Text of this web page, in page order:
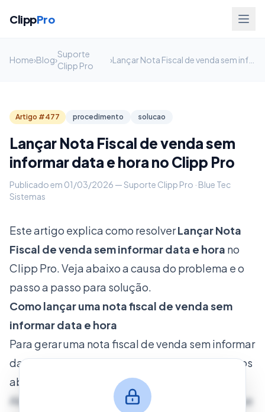
ClippPro
Home›Blog›
Suporte
Clipp Pro
›
Artigo #477 procedimento solucao
Lançar Nota Fiscal de venda sem
informar data e hora no Clipp Pro
Publicado em 01/03/2026 — Suporte Clipp Pro · Blue Tec
Sistemas
Este artigo explica como resolverLançar Nota
Fiscal de venda sem informar data e hora no
Clipp Pro. Veja abaixo a causa do problema e o
passo a passo para solução.
Como lançar uma nota fiscal de venda sem
informar data e hora
Para gerar uma nota fiscal de venda sem informar
data e hora de saída, verifique os procedimentos
abaixo:
Abra o Módulo de Notas Fiscais de Venda, clique